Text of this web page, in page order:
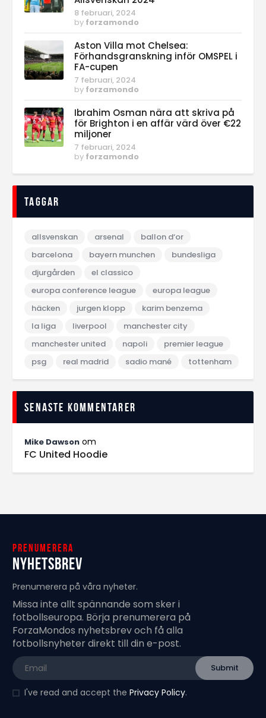
8 februari, 2024
by forzamondo
Aston Villa mot Chelsea:
Förhandsgranskning inför OMSPEL i
FA-cupen
7 februari, 2024
by forzamondo
Ibrahim Osman nära att skriva på
för Brighton i en affär värd över €22
miljoner
7 februari, 2024
by forzamondo
Taggar
allsvenskan arsenal
ballon d‘or
barcelona
bayern munchen
bundesliga
djurgården
el classico
europa conference league
europa league
häcken
jurgen klopp
karim benzema
la liga
liverpool
manchester city
manchester united
napoli
premier league
psg
real madrid sadio mané tottenham
Senaste kommentarer
Mike Dawson om
FC United Hoodie
Prenumerera
Nyhetsbrev
Prenumerera på våra nyheter.
Missa inte allt spännande som sker i
fotbollseuropa. Börja prenumerera på
ForzaMondos nyhetsbrev och få alla
fotbollsnyheter direkt till din e-post.
I've read and accept the Privacy Policy.